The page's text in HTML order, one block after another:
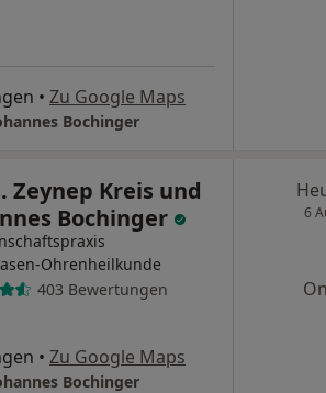
• Zu Google Maps
Bochinger
Zeynep Kreis und
Bochinger
Ohrenheilkunde
403 Bewertungen
• Zu Google Maps
Bochinger
6